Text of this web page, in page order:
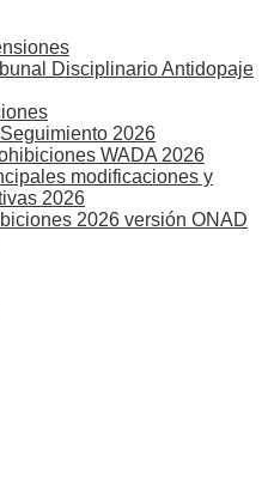
Disciplinario Antidopaje
2026
WADA 2026
modificaciones y
2026
2026 versión ONAD